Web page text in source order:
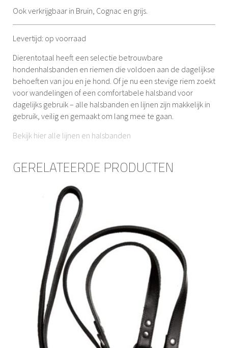
Ook verkrijgbaar in Bruin, Cognac en grijs.
Levertijd: op voorraad
Dierentotaal heeft een selectie betrouwbare
hondenhalsbanden en riemen die voldoen aan de dagelijkse
behoeften van jou en je hond. Of je nu een stevige riem zoekt
voor wandelingen of een comfortabele halsband voor
dagelijks gebruik – alle halsbanden en lijnen zijn makkelijk in
gebruik, veilig en gemaakt om lang mee te gaan.
Bekijk hier alle lijnen en halsbanden
GERELATEERDE PRODUCTEN